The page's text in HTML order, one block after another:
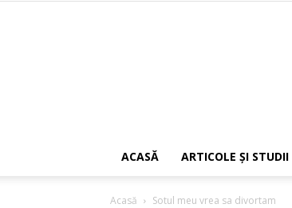
ACASĂ ARTICOLE ŞI STUDII
Acasă Sotul meu vrea sa divortam